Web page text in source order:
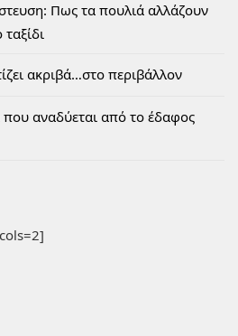
Πως τα πουλιά αλλάζουν
ακριβά…στο περιβάλλον
αναδύεται από το έδαφος